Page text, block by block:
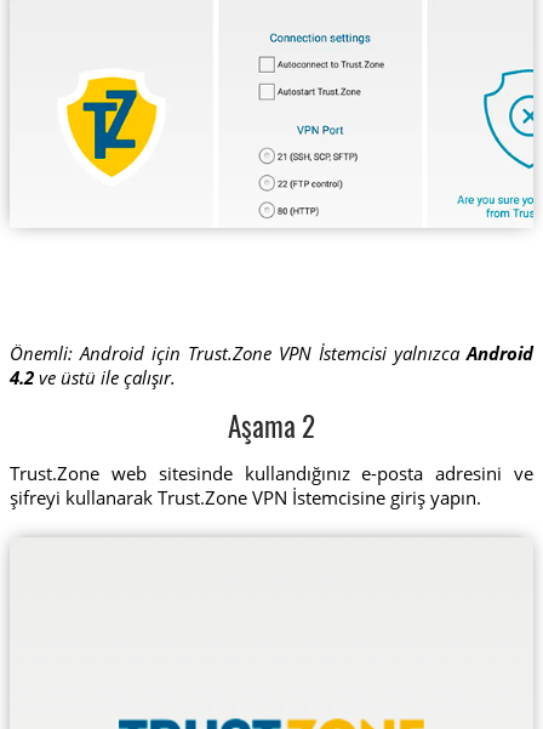
Önemli: Android için Trust.Zone VPN İstemcisi yalnızcaAndroid
4.2ve üstü ile çalışır.
Aşama 2
Trust.Zone web sitesinde kullandığınız e-posta adresini ve
şifreyi kullanarak Trust.Zone VPN İstemcisine giriş yapın.